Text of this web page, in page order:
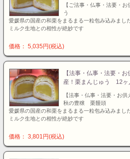
【ご法事・仏事・法要・
う
愛媛県の国産の和栗をまるまる一粒包み込みまし
ミルク生地との相性が絶妙です
価格： 5,035円(税込)
【法事・仏事・法要・
産！栗まんじゅう 12ヶ
【法事・仏事・法要・お供
秋の豊穣 栗饅頭
愛媛県の国産の和栗をまるまる一粒包み込みまし
ミルク生地との相性が絶妙です
価格： 3,801円(税込)